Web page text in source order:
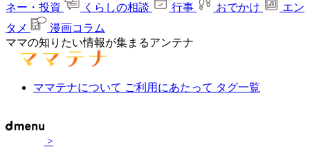
ネー・投資
くらしの相談 行事 おでかけ
エン
タメ
漫画コラム
ママの知りたい情報が集まるアンテナ
ママテナについて ご利用にあたって タグ一覧
>